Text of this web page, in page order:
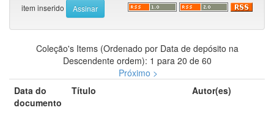
item inserido
Coleção's Items (Ordenado por Data de depósito na
Descendente ordem): 1 para 20 de 60
Próximo >
Data do
documento
Título Autor(es)